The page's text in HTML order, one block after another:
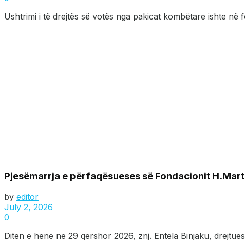
Ushtrimi i të drejtës së votës nga pakicat kombëtare ishte
Pjesëmarrja e përfaqësueses së Fondacionit
by editor
July 2, 2026
0
Diten e hene ne 29 qershor 2026, znj. Entela Binjaku,